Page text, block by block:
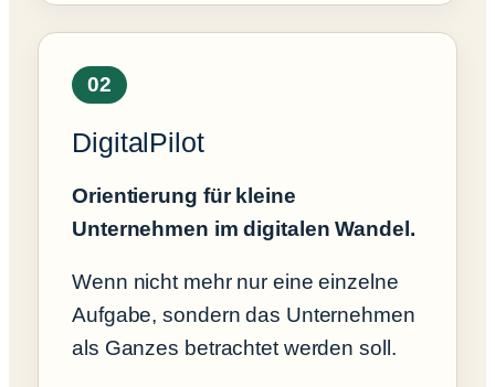
02
DigitalPilot
Orientierung für kleine
Unternehmen im digitalen Wandel.
Wenn nicht mehr nur eine einzelne
Aufgabe, sondern das Unternehmen
als Ganzes betrachtet werden soll.